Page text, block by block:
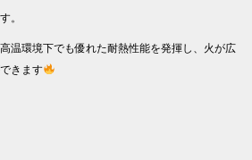
。
温環境下でも優れた耐熱性能を発揮し、火が広
きます